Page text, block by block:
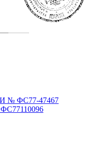
№ ФС77-47467